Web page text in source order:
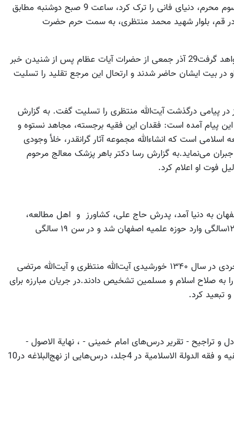
پیکر آیت‌الله حسین‌علی منتظری که شامگاه شنبه شب سوم محرم، دنیای فانی را ترک کرد، ساعت 9 صبح دوشنبه مطابق
در قم، بلوار شهید محمد منتظری، به سمت حرم حضرت
آرام خواهد گرفت29 آذر جمعی از حضرات آیات عظام پس از شنیدن خبر
بیت ایشان حاضر شدند و ارتحال این مرجع تقلید را تسلیت
پیامی درگذشت آیت‌الله منتظری را تسلیت گفت. به گزارش
پیام آمده است: فقدان این فقیه برجسته، مجاهد نستوه و
اسلامی است که انشاء‌الله مجموعه آثار گرانقدر، خلأ وجودی
می‌نماید.به گزارش رسا دکتر باهر پزشک معالج مرحوم
فوت او اعلام کرد.
در سال ۱۳۰۱ در نجف آباد اصفهان به دنیا آمد، ‏پدرش حاج علی، کشاورز و اهل مطالعه،
معلم اخلاق و مدرس قرآن بود. آیت‌الله منتظری در سن ۱۲سالگی وارد ‏حوزه علمیه اصفهان شد و در سن ۱۹ سالگی
‏پس از رحلت آیت‌الله العظمی سید حسین طباطبایی بروجردی در سال ۱۳۴۰ خورشیدی‏ ‏آیت‌الله منتظری و آیت‌الله مرتضی
به صلاح اسلام و‏ ‏مسلمین تشخیص دادند.در جریان مبارزه برای
و تبعید کرد.
و تراجیح - تقریر درس‌های‏ ‏امام خمینی - ، نهایة الاصول -
تقریر درس اصول آیت‌الله‏ ‏بروجردی - دراسات فی ولایة‌الفقیه و فقه الدولة الاسلامیة در 4جلد،‏ درس‌هایی از نهج‌البلاغه در10